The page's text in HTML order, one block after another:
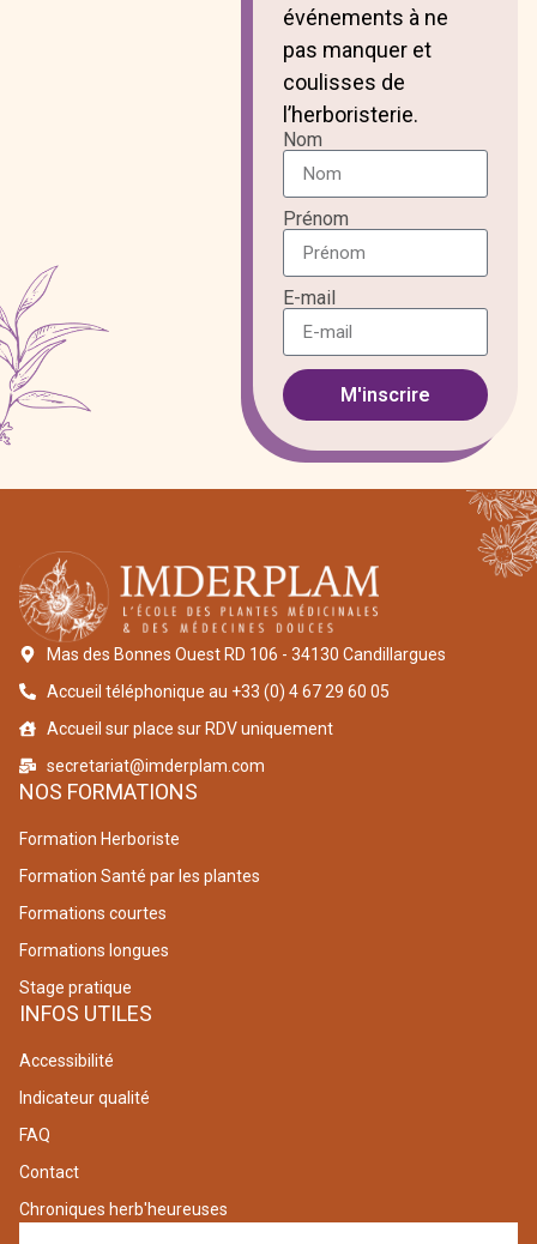
événements à ne
pas manquer et
coulisses de
l’herboristerie.
Nom
Prénom
E-mail
M'inscrire
Mas des Bonnes Ouest RD 106 - 34130 Candillargues
Accueil téléphonique au +33 (0) 4 67 29 60 05
Accueil sur place sur RDV uniquement
secretariat@imderplam.com
NOS FORMATIONS
Formation Herboriste
Formation Santé par les plantes
Formations courtes
Formations longues
Stage pratique
INFOS UTILES
Accessibilité
Indicateur qualité
FAQ
Contact
Chroniques herb'heureuses